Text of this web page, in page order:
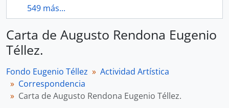
549 más...
Carta de Augusto Rendona Eugenio
Téllez.
Fondo Eugenio Téllez
Actividad Artística
Correspondencia
Carta de Augusto Rendona Eugenio Téllez.